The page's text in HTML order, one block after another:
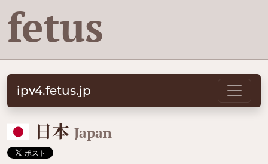
fetus
ipv4.fetus.jp
🇯🇵 日本 Japan